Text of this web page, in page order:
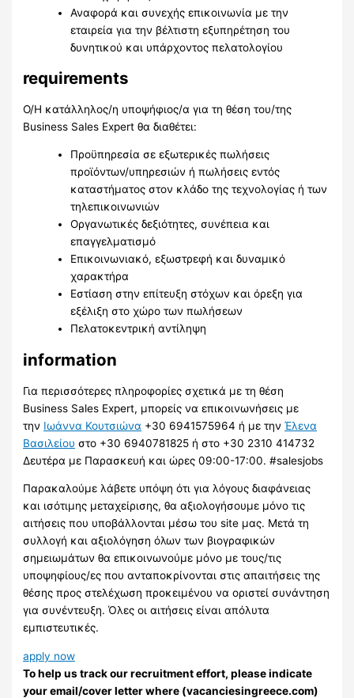
Αναφορά και συνεχής επικοινωνία με την
εταιρεία για την βέλτιστη εξυπηρέτηση του
δυνητικού και υπάρχοντος πελατολογίου
requirements
Ο/Η κατάλληλος/η υποψήφιος/α για τη θέση του/της
Business Sales Expert θα διαθέτει:
Προϋπηρεσία σε εξωτερικές πωλήσεις
προϊόντων/υπηρεσιών ή πωλήσεις εντός
καταστήματος στον κλάδο της τεχνολογίας ή των
τηλεπικοινωνιών
Οργανωτικές δεξιότητες, συνέπεια και
επαγγελματισμό
Επικοινωνιακό, εξωστρεφή και δυναμικό
χαρακτήρα
Εστίαση στην επίτευξη στόχων και όρεξη για
εξέλιξη στο χώρο των πωλήσεων
Πελατοκεντρική αντίληψη
information
Για περισσότερες πληροφορίες σχετικά με τη θέση
Business Sales Expert, μπορείς να επικοινωνήσεις με
την Ιωάννα Κουτσιώνα +30 6941575964 ή με τηνΈλενα
Βασιλείου στο +30 6940781825 ή στο +30 2310 414732
Δευτέρα με Παρασκευή και ώρες 09:00-17:00. #salesjobs
Παρακαλούμε λάβετε υπόψη ότι για λόγους διαφάνειας
και ισότιμης μεταχείρισης, θα αξιολογήσουμε μόνο τις
αιτήσεις που υποβάλλονται μέσω του site μας. Μετά τη
συλλογή και αξιολόγηση όλων των βιογραφικών
σημειωμάτων θα επικοινωνούμε μόνο με τους/τις
υποψηφίους/ες που ανταποκρίνονται στις απαιτήσεις της
θέσης προς στελέχωση προκειμένου να οριστεί συνάντηση
για συνέντευξη. Όλες οι αιτήσεις είναι απόλυτα
εμπιστευτικές.
apply now
To help us track our recruitment effort, please indicate
your email/cover letter where (vacanciesingreece.com)